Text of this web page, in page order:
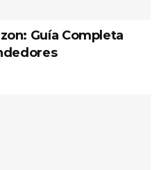
Guía Completa